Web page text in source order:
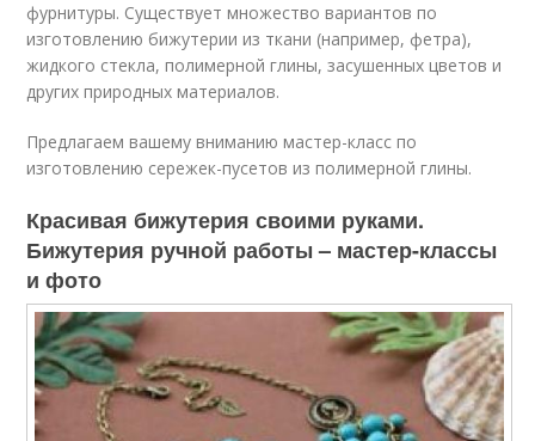
фурнитуры. Существует множество вариантов по
изготовлению бижутерии из ткани (например, фетра),
жидкого стекла, полимерной глины, засушенных цветов и
других природных материалов.
Предлагаем вашему вниманию мастер-класс по
изготовлению сережек-пусетов из полимерной глины.
Красивая бижутерия своими руками.
Бижутерия ручной работы – мастер-классы
и фото